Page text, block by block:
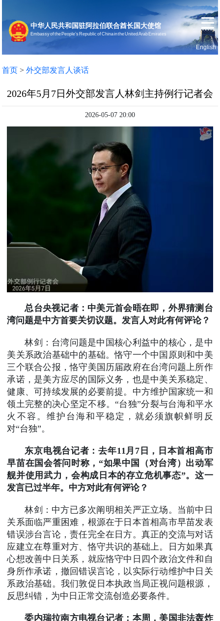
中华人民共和国驻阿拉伯联合酋长国大使馆
Embassy of the People’s Republic of China in the United Arab Emirates
English
首页 >外交部发言人谈话
2026年5月7日外交部发言人林剑主持例行记者会
2026-05-07 20:00
总台央视记者：中美元首会晤在即，外界猜测台
湾问题是中方首要关切议题。发言人对此有何评论？
林剑：台湾问题是中国核心利益中的核心，是中
美关系政治基础中的基础。恪守一个中国原则和中美
三个联合公报，恪守美国历届政府在台湾问题上所作
承诺，是美方应尽的国际义务，也是中美关系稳定、
健康、可持续发展的必要前提。中方维护国家统一和
领土完整的决心坚定不移。“台独”分裂与台海和平水
火不容。维护台海和平稳定，就必须旗帜鲜明反
对“台独”。
东京电视台记者：去年11月7日，日本首相高市
早苗在国会答问时称，“如果中国（对台湾）出动军
舰并使用武力，会构成日本的存立危机事态”。这一
发言已过半年。中方对此有何评论？
林剑：中方已多次阐明相关严正立场。当前中日
关系面临严重困难，根源在于日本首相高市早苗发表
错误涉台言论，责任完全在日方。真正的交流与对话
应建立在尊重对方、恪守共识的基础上。日方如果真
心想改善中日关系，就应恪守中日四个政治文件和自
身所作承诺，撤回错误言论，以实际行动维护中日关
系政治基础。我们敦促日本执政当局正视问题根源，
反思纠错，为中日正常交流创造必要条件。
委内瑞拉南方电视台记者：本周，美国非法轰炸